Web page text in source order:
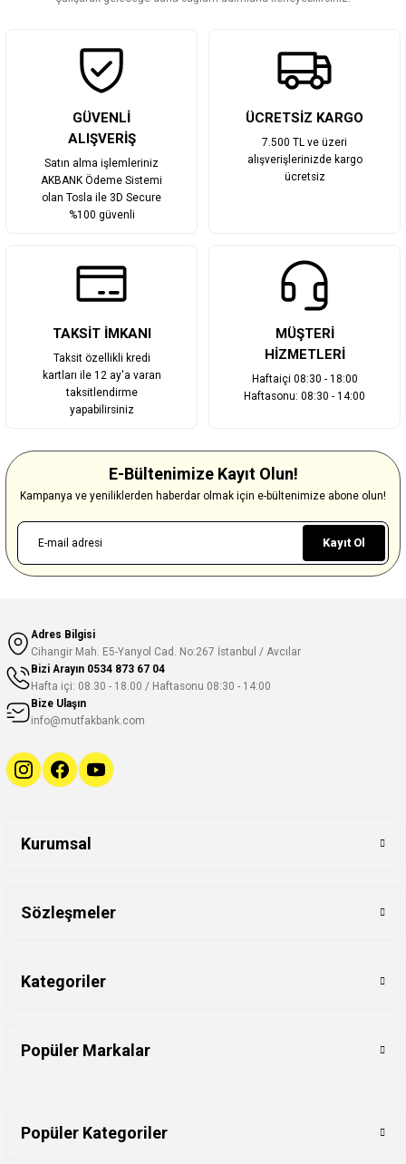
GÜVENLİ
ALIŞVERİŞ
Satın alma işlemleriniz
AKBANK Ödeme Sistemi
olan Tosla ile 3D Secure
%100 güvenli
ÜCRETSİZ KARGO
7.500 TL ve üzeri
alışverişlerinizde kargo
ücretsiz
TAKSİT İMKANI
Taksit özellikli kredi
kartları ile 12 ay'a varan
taksitlendirme
yapabilirsiniz
MÜŞTERİ
HİZMETLERİ
Haftaiçi 08:30 - 18:00
Haftasonu: 08:30 - 14:00
E-Bültenimize Kayıt Olun!
Kampanya ve yeniliklerden haberdar olmak için e-bültenimize abone olun!
Kayıt Ol
Adres Bilgisi
Cihangir Mah. E5-Yanyol Cad. No:267 İstanbul / Avcılar
Bizi Arayın 0534 873 67 04
Hafta içi: 08.30 - 18.00 / Haftasonu 08:30 - 14:00
Bize Ulaşın
info@mutfakbank.com
Kurumsal
Sözleşmeler
Kategoriler
Popüler Markalar
Popüler Kategoriler